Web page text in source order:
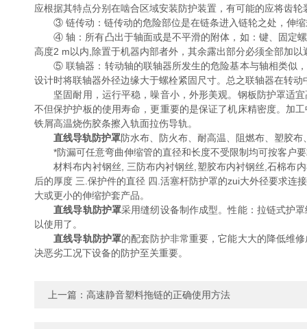
应根据其特点分别在啮合区域安装防护装置，有可能的应将齿
③ 链传动：链传动的危险部位是在链条进入链轮之处，伸缩
④ 轴：所有凸出于轴面或是不平滑的附体，如：键、固定螺
高度2 m以内,除置于机器内部者外，其余露出部分必须全部加以
⑤ 联轴器：转动轴的联轴器所发生的危险基本与轴相类似，
设计时将联轴器外径边缘大于螺栓紧固尺寸。总之联轴器在转
坚固耐用，运行平稳，噪音小，外形美观。钢板防护罩适宜
不但保护护板的使用寿命，更重要的是保证了机床精密度。加
铁屑高温烧伤胶条擦入轨面拉伤导轨。
直线导轨防护罩防水布、防火布、耐高温、阻燃布、塑胶
*防漏可任意弯曲伸缩管的直径和长度不受限制均可按客户要
材料布内衬钢丝, 三防布内衬钢丝,塑胶布内衬钢丝,石棉布内
后的厚度 三.保护件的直径 四.活塞杆防护罩的zui大外径要求连
大或更小的伸缩护套产品。
直线导轨防护罩采用缝纫设备制作成型。性能：拉链式护
以使用了。
直线导轨防护罩的配套防护非常重要，它能大大的降低维
决恶劣工况下设备的防护至关重要。
上一篇： 高速静音塑料拖链的正确使用方法